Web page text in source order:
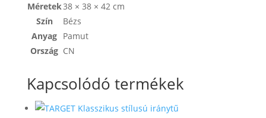
Méretek38 × 38 × 42 cm
Szín
Bézs
Anyag Pamut
Ország CN
Kapcsolódó termékek